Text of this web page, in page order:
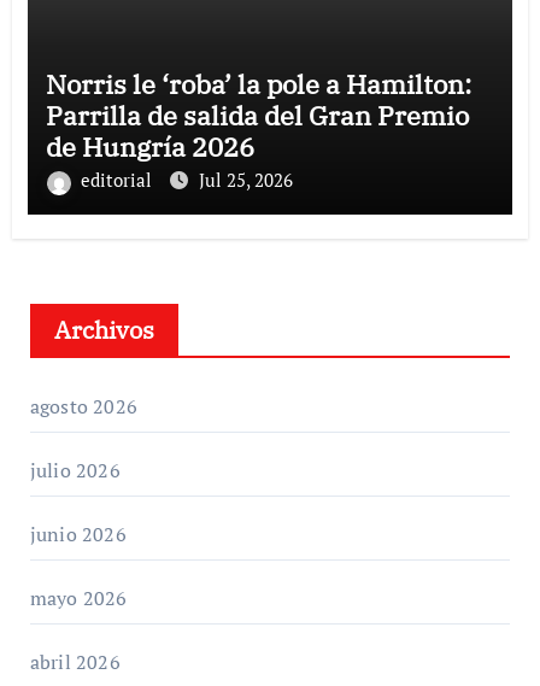
Norris le ‘roba’ la pole a Hamilton:
Parrilla de salida del Gran Premio
de Hungría 2026
editorial Jul 25, 2026
Archivos
agosto 2026
julio 2026
junio 2026
mayo 2026
abril 2026